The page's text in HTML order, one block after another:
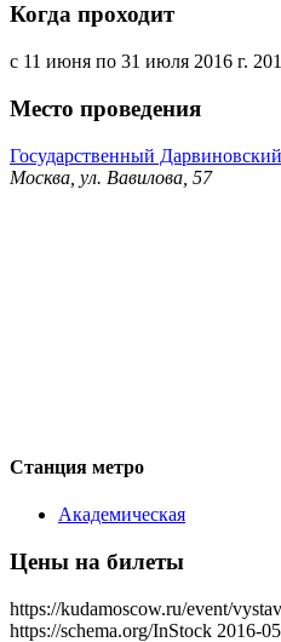
Когда проходит
с 11 июня по 31 июля 2016 г.
Место проведения
Государственный
Москва, ул. Вавилова, 57
Станция метро
Академическая
Цены на билеты
https://kudamoscow.ru/event/
https://schema.org/InStock 2016-